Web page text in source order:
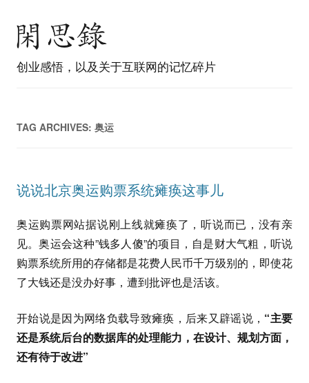
创业感悟，以及关于互联网的记忆碎片
TAG ARCHIVES: 奥运
说说北京奥运购票系统瘫痪这事儿
奥运购票网站据说刚上线就瘫痪了，听说而已，没有亲
见。奥运会这种”钱多人傻”的项目，自是财大气粗，听说
购票系统所用的存储都是花费人民币千万级别的，即使花
了大钱还是没办好事，遭到批评也是活该。
开始说是因为网络负载导致瘫痪，后来又辟谣说， “主要
还是系统后台的数据库的处理能力，在设计、规划方面，
还有待于改进”